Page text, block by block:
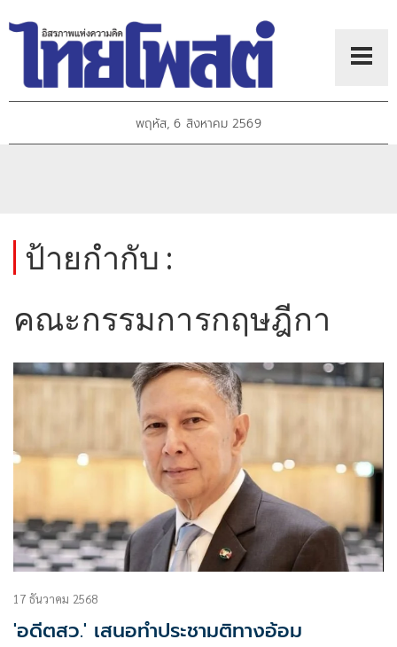
พฤหัส, 6 สิงหาคม 2569
ป้ายกำกับ :
คณะกรรมการกฤษฎีกา
17 ธันวาคม 2568
'อดีตสว.' เสนอทำประชามติทางอ้อม